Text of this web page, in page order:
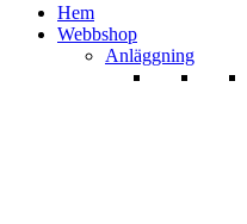
Hem
Webbshop
Anläggning